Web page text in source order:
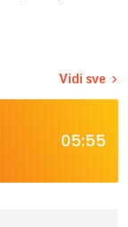
Vidi sve
05:55